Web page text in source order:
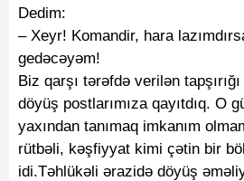
Dedim:
– Xeyr! Komandir, hara
gedəcəyəm!
Biz qarşı tərəfdə verilən
döyüş postlarımıza qayıtdıq. O
yaxından tanımaq imkanım
rütbəli, kəşfiyyat kimi çətin bir
idi.Təhlükəli ərazidə döyüş